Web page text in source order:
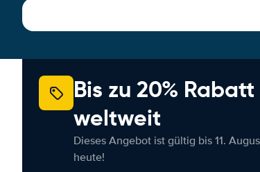
Bis zu 20%
weltweit
Dieses Angebot ist gültig bis 11.
heute!